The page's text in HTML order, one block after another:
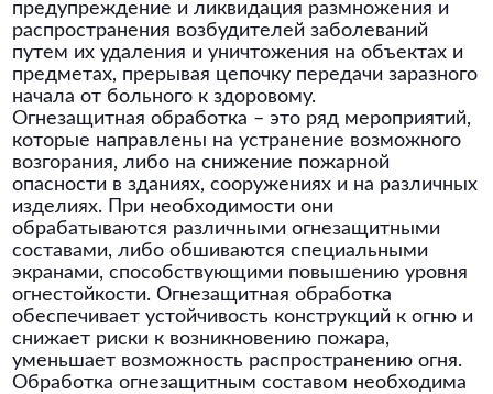
предупреждение и ликвидация размножения и
распространения возбудителей заболеваний
путем их удаления и уничтожения на объектах и
предметах, прерывая цепочку передачи заразного
начала от больного к здоровому.
Огнезащитная обработка – это ряд мероприятий,
которые направлены на устранение возможного
возгорания, либо на снижение пожарной
опасности в зданиях, сооружениях и на различных
изделиях. При необходимости они
обрабатываются различными огнезащитными
составами, либо обшиваются специальными
экранами, способствующими повышению уровня
огнестойкости. Огнезащитная обработка
обеспечивает устойчивость конструкций к огню и
снижает риски к возникновению пожара,
уменьшает возможность распространению огня.
Обработка огнезащитным составом необходима